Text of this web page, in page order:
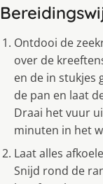
Ontdooi de
over de
en de in stukjes
de pan en laat
Draai het vuur
minuten in het
Laat alles
Snijd rond de